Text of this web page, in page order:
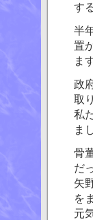
す
半
置
ま
政
取
私
ま
骨
だ
矢
を
元